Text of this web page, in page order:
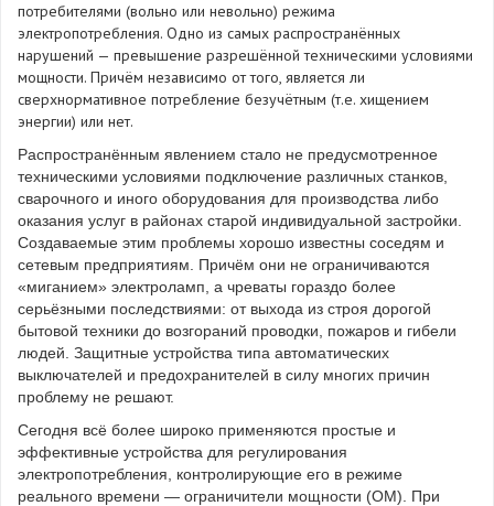
потребителями (вольно или невольно) режима
электропотребления. Одно из самых распространённых
нарушений — превышение разрешённой техническими условиями
мощности. Причём независимо от того, является ли
сверхнормативное потребление безучётным (т.е. хищением
энергии) или нет.
Распространённым явлением стало не предусмотренное
техническими условиями подключение различных станков,
сварочного и иного оборудования для производства либо
оказания услуг в районах старой индивидуальной застройки.
Создаваемые этим проблемы хорошо известны соседям и
сетевым предприятиям. Причём они не ограничиваются
«миганием» электроламп, а чреваты гораздо более
серьёзными последствиями: от выхода из строя дорогой
бытовой техники до возгораний проводки, пожаров и гибели
людей. Защитные устройства типа автоматических
выключателей и предохранителей в силу многих причин
проблему не решают.
Сегодня всё более широко применяются простые и
эффективные устройства для регулирования
электропотребления, контролирующие его в режиме
реального времени — ограничители мощности (ОМ). При